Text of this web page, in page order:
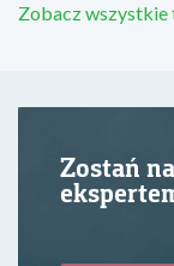
Zobacz wszystkie
Zostań